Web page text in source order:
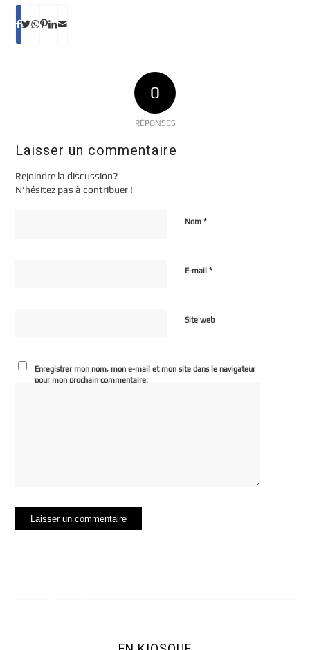
0
RÉPONSES
Laisser un commentaire
Rejoindre la discussion?
N’hésitez pas à contribuer !
Nom*
E-mail*
Site web
Enregistrer mon nom, mon e-mail et mon site dans le navigateur
pour mon prochain commentaire.